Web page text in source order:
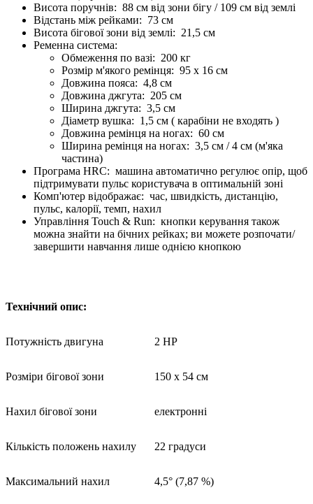
Висота поручнів: 88 см від зони бігу / 109 см від землі
Відстань між рейками: 73 см
Висота бігової зони від землі: 21,5 см
Ременна система:
Обмеження по вазі: 200 кг
Розмір м'якого ремінця: 95 х 16 см
Довжина пояса: 4,8 см
Довжина джгута: 205 см
Ширина джгута: 3,5 см
Діаметр вушка: 1,5 см ( карабіни не входять )
Довжина ремінця на ногах: 60 см
Ширина ремінця на ногах: 3,5 см / 4 см (м'яка
частина)
Програма HRC: машина автоматично регулює опір, щоб
підтримувати пульс користувача в оптимальній зоні
Комп'ютер відображає: час, швидкість, дистанцію,
пульс, калорії, темп, нахил
Управління Touch & Run: кнопки керування також
можна знайти на бічних рейках; ви можете розпочати/
завершити навчання лише однією кнопкою
Технічний опис:
Потужність двигуна 2 HP
Розміри бігової зони 150 х 54 см
Нахил бігової зони електронні
Кількість положень нахилу 22 градуси
Максимальний нахил 4,5° (7,87 %)